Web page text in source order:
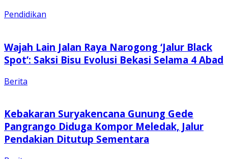
Pendidikan
Wajah Lain Jalan Raya Narogong ‘Jalur Black
Spot’: Saksi Bisu Evolusi Bekasi Selama 4 Abad
Berita
Kebakaran Suryakencana Gunung Gede
Pangrango Diduga Kompor Meledak, Jalur
Pendakian Ditutup Sementara